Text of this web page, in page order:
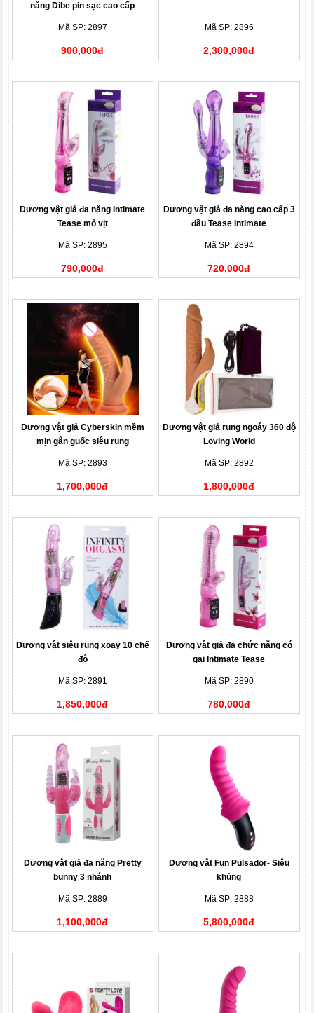
năng Dibe pin sạc cao cấp
Mã SP: 2897
900,000đ
Mã SP: 2896
2,300,000đ
Dương vật giả đa năng Intimate
Tease mỏ vịt
Mã SP: 2895
790,000đ
Dương vật giả đa năng cao cấp 3
đầu Tease Intimate
Mã SP: 2894
720,000đ
Dương vật giả Cyberskin mềm
mịn gân guốc siêu rung
Mã SP: 2893
1,700,000đ
Dương vật giả rung ngoáy 360 độ
Loving World
Mã SP: 2892
1,800,000đ
Dương vật siêu rung xoay 10 chế
độ
Mã SP: 2891
1,850,000đ
Dương vật giả đa chức năng có
gai Intimate Tease
Mã SP: 2890
780,000đ
Dương vật giả đa năng Pretty
bunny 3 nhánh
Mã SP: 2889
1,100,000đ
Dương vật Fun Pulsador- Siêu
khủng
Mã SP: 2888
5,800,000đ